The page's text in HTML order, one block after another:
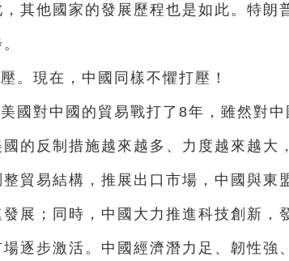
其他國家的發展歷程也是如此。特朗
。現在，中國同樣不懼打壓！
國對中國的貿易戰打了8年，雖然對中
的反制措施越來越多、力度越來越大
貿易結構，推展出口市場，中國與東
展；同時，中國大力推進科技創新，
逐步激活。中國經濟潛力足、韌性強